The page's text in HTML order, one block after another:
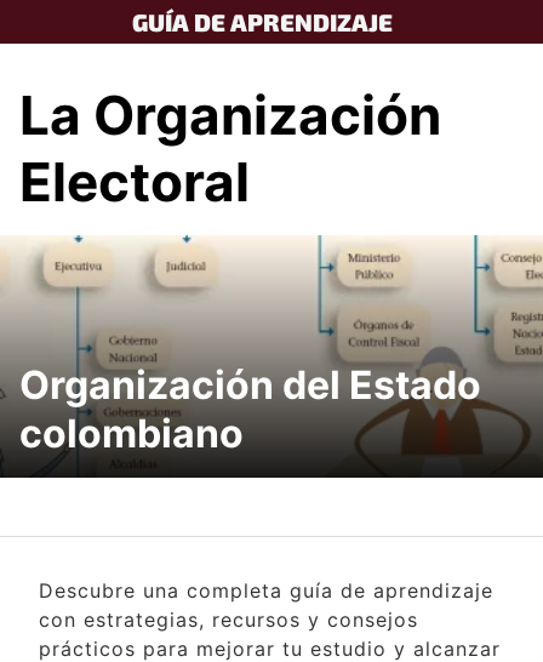
to
GUÍA DE APRENDIZAJE
La Organización
Electoral
Organización del Estado
colombiano
Descubre una completa guía de aprendizaje
con estrategias, recursos y consejos
prácticos para mejorar tu estudio y alcanzar